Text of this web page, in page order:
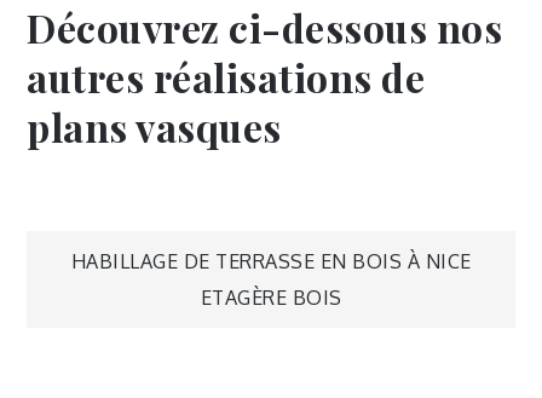
Découvrez ci-dessous nos
autres réalisations de
plans vasques
HABILLAGE DE TERRASSE EN BOIS À NICE
ETAGÈRE BOIS